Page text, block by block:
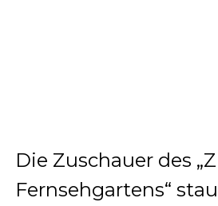
Die Zuschauer des
Fernsehgartens“